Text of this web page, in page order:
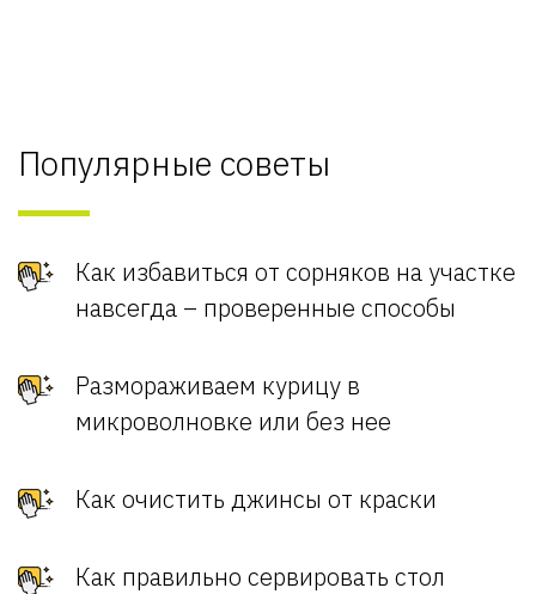
Популярные советы
Как избавиться от сорняков на участке
навсегда – проверенные способы
Размораживаем курицу в
микроволновке или без нее
Как очистить джинсы от краски
Как правильно сервировать стол